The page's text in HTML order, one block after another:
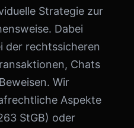
Strategie zur
Dabei
der rechtssicheren
Chats
Wir
Aspekte
StGB) oder